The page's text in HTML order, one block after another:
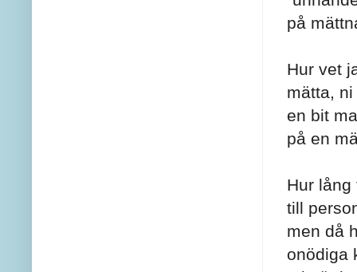
på
Hur vet
mätta,
en bit
på en
Hur
till
men då
onödiga